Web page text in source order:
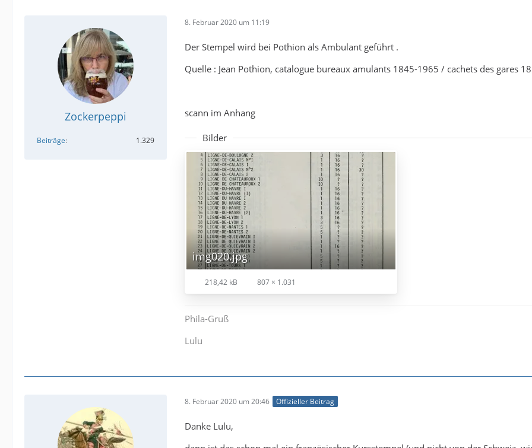
Zockerpeppi
Beiträge 1.329
8. Februar 2020 um 11:19
Der Stempel wird bei Pothion als Ambulant geführt .
Quelle : Jean Pothion, catalogue bureaux amulants 1845-1965 / cachets des gares
scann im Anhang
Bilder
img020.jpg
218,42 kB 807 × 1.031
Phila-Gruß
Lulu
8. Februar 2020 um 20:46 Offizieller Beitrag
Danke Lulu,